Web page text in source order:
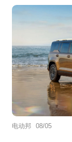
电动邦 08/05